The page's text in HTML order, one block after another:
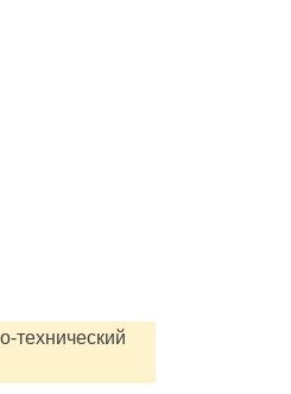
технический